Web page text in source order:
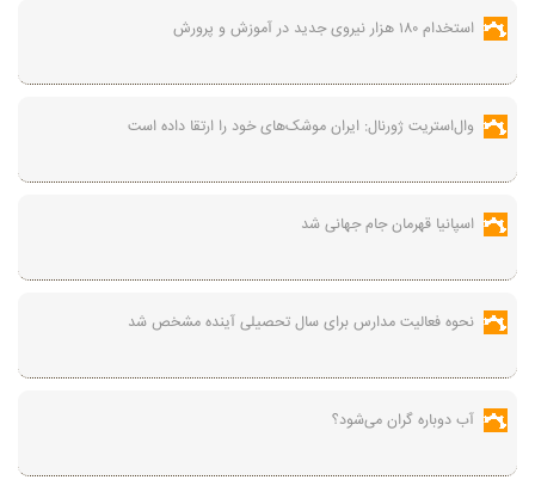
استخدام ۱۸۰ هزار نیروی جدید در آموزش‌ و پرورش
وال‌استریت ژورنال: ایران موشک‌های خود را ارتقا داده است
اسپانیا قهرمان جام جهانی شد
نحوه فعالیت مدارس برای سال تحصیلی آینده مشخص شد
آب دوباره گران می‌شود؟